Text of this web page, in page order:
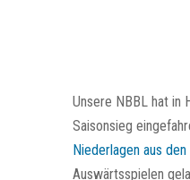
Unsere NBBL hat in
Saisonsieg
Niederlagen aus
Auswärtsspielen